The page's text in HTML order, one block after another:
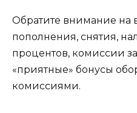
Обратите внимание на
пополнения, снятия,
процентов, комиссии
«приятные» бонусы
комиссиями.